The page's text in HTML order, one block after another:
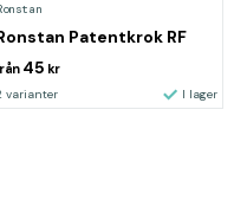
Patentkrok RF
45 kr
varianter I lager